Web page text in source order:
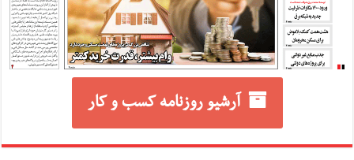
آرشیو روزنامه کسب و کار